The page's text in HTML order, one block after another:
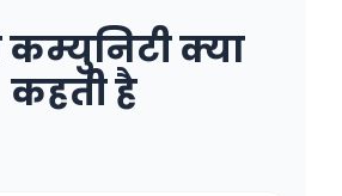
कम्युनिटी क्या
कहती है